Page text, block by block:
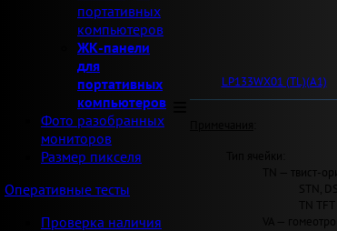
портативных
компьютеров
ЖК-панели
для
портативных
компьютеров
Фото разобранных
мониторов
Размер пикселя
Оперативные тесты
Проверка наличия
LP133WX01 (TL)(A1)
TN — твист-
STN,
TN
VA —